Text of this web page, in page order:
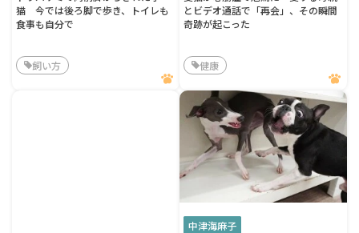
猫 今では後ろ脚で歩き、トイレも
食事も自分で
飼い方
とビデオ通話で「再会」、その瞬間
奇跡が起こった
健康
中津海麻子